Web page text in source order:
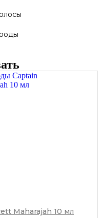
Maharajah 10 мл